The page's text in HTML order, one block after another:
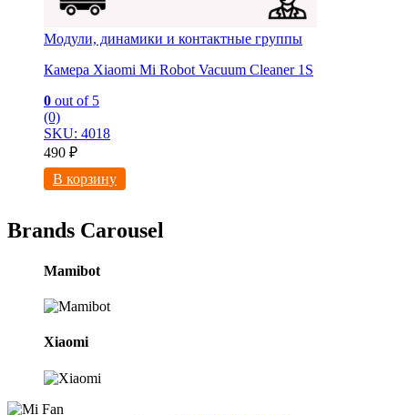
Модули, динамики и контактные группы
Камера Xiaomi Mi Robot Vacuum Cleaner 1S
0 out of 5
(0)
SKU: 4018
490 ₽
В корзину
Brands Carousel
Mamibot
Xiaomi